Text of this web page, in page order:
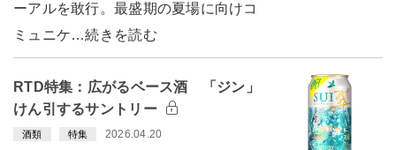
ーアルを敢行。最盛期の夏場に向けコ
ミュニケ…続きを読む
RTD特集：広がるベース酒 「ジン」
けん引するサントリー
酒類 特集 2026.04.20